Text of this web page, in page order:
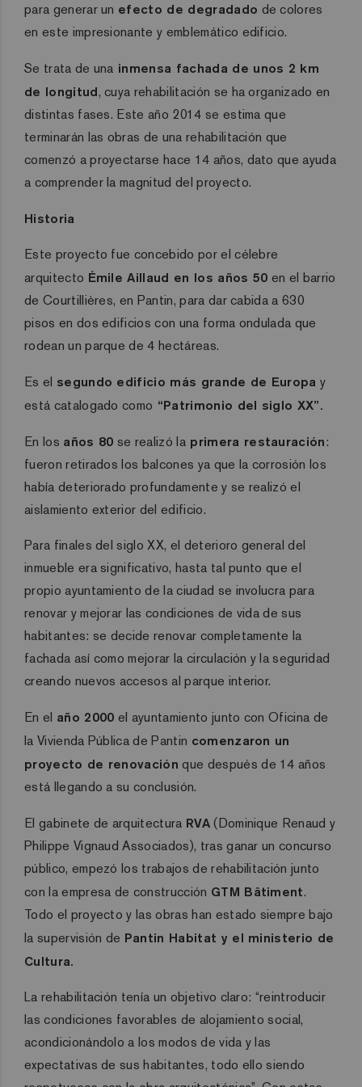
para generar un efecto de degradado de colores
en este impresionante y emblemático edificio.
Se trata de una inmensa fachada de unos 2 km
de longitud, cuya rehabilitación se ha organizado en
distintas fases. Este año 2014 se estima que
terminarán las obras de una rehabilitación que
comenzó a proyectarse hace 14 años, dato que ayuda
a comprender la magnitud del proyecto.
Historia
Este proyecto fue concebido por el célebre
arquitecto Émile Aillaud en los años 50 en el barrio
de Courtillières, en Pantin, para dar cabida a 630
pisos en dos edificios con una forma ondulada que
rodean un parque de 4 hectáreas.
Es el segundo edificio más grande de Europa y
está catalogado como “Patrimonio del siglo XX”.
En los años 80 se realizó laprimera restauración:
fueron retirados los balcones ya que la corrosión los
había deteriorado profundamente y se realizó el
aislamiento exterior del edificio.
Para finales del siglo XX, el deterioro general del
inmueble era significativo, hasta tal punto que el
propio ayuntamiento de la ciudad se involucra para
renovar y mejorar las condiciones de vida de sus
habitantes: se decide renovar completamente la
fachada así como mejorar la circulación y la seguridad
creando nuevos accesos al parque interior.
En el año 2000 el ayuntamiento junto con Oficina de
la Vivienda Pública de Pantin comenzaron un
proyecto de renovación que después de 14 años
está llegando a su conclusión.
El gabinete de arquitectura RVA(Dominique Renaud y
Philippe Vignaud Associados), tras ganar un concurso
público, empezó los trabajos de rehabilitación junto
con la empresa de construcción GTM Bâtiment.
Todo el proyecto y las obras han estado siempre bajo
la supervisión de Pantin Habitat y el ministerio de
Cultura.
La rehabilitación tenía un objetivo claro: “reintroducir
las condiciones favorables de alojamiento social,
acondicionándolo a los modos de vida y las
expectativas de sus habitantes, todo ello siendo